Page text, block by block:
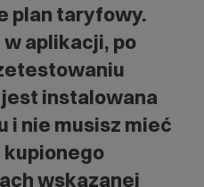
plan taryfowy.
aplikacji, po
jest instalowana
i nie musisz mieć
wskazanej